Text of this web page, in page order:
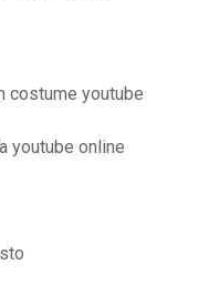
costume youtube
youtube online